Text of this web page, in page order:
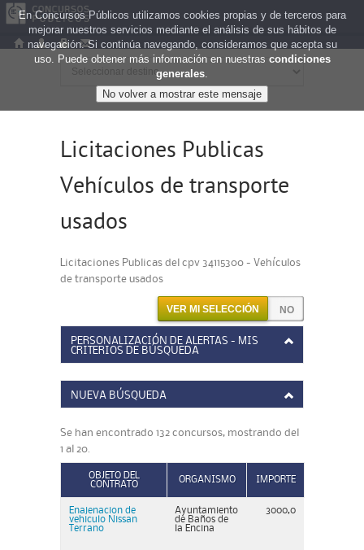
Licitaciones Publicas
Vehículos de transporte
usados
Licitaciones Publicas del cpv 34115300 - Vehículos
de transporte usados
VER MI SELECCIÓN
PERSONALIZACIÓN DE ALERTAS - MIS
CRITERIOS DE BÚSQUEDA
NUEVA BÚSQUEDA
Se han encontrado 132 concursos, mostrando del
1 al 20.
OBJETO DEL
CONTRATO
ORGANISMO IMPORTE
Enajenacion de
vehiculo Nissan
Terrano
Ayuntamiento
de Baños de
la Encina
3000,0
En Concursos Públicos utilizamos cookies propias y de terceros para
mejorar nuestros servicios mediante el análisis de sus hábitos de
navegación. Si continúa navegando, consideramos que acepta su
uso. Puede obtener más información en nuestras condiciones
generales.